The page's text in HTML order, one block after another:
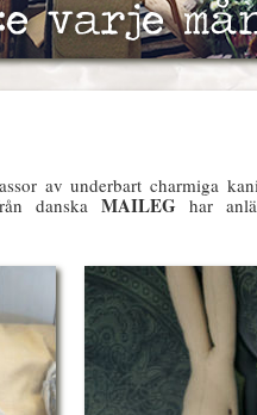
av underbart charmiga
danska MAILEGhar